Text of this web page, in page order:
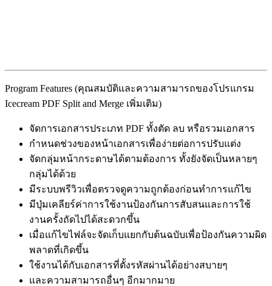
Program Features (คุณสมบัติและความสามารถของโปรแกรม
Icecream PDF Split and Merge เพิ่มเติม)
จัดการเอกสารประเภท PDF ทั้งตัด ลบ หรือรวมเอกสาร
กำหนดช่วงของหน้าเอกสารเพื่อง่ายต่อการปรับแต่ง
จัดกลุ่มหน้ากระดาษได้ตามต้องการ ทั้งยังจัดเป็นหลายๆ
กลุ่มได้ด้วย
มีระบบพรีวิวเพื่อตรวจดูความถูกต้องก่อนทำการแก้ไข
มีปุ่มเคลียร์ค่าการใช้งานป้องกันการสับสนและการใช้
งานครั้งถัดไปได้สะดวกขึ้น
เมื่อแก้ไขไฟล์จะจัดเก็บแยกกับต้นฉบับเพื่อป้องกันความผิด
พลาดที่เกิดขึ้น
ใช้งานได้กับเอกสารที่ตั้งรหัสผ่านได้อย่างสบายๆ
และความสามารถอื่นๆ อีกมากมาย